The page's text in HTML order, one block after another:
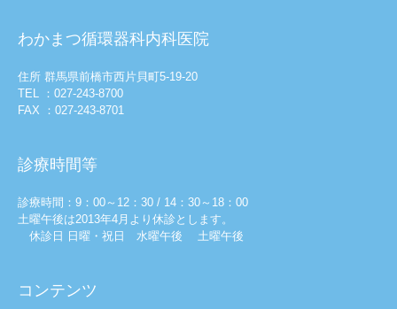
わかまつ循環器科内科医院
住所 群馬県前橋市西片貝町5-19-20
TEL ：027-243-8700
FAX ：027-243-8701
診療時間等
診療時間：9：00～12：30 / 14：30～18：00
土曜午後は2013年4月より休診とします。
休診日 日曜・祝日 水曜午後 土曜午後
コンテンツ